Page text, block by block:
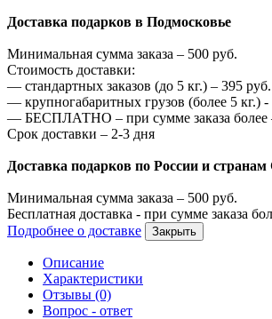
Доставка подарков в Подмосковье
Минимальная сумма заказа – 500 руб.
Стоимость доставки:
— стандартных заказов (до 5 кг.) – 395 руб.
— крупногабаритных грузов (более 5 кг.) -
— БЕСПЛАТНО – при сумме заказа более
Срок доставки – 2-3 дня
Доставка подарков по России и
Минимальная сумма заказа – 500 руб.
Бесплатная доставка - при сумме заказа
Подробнее о доставке
Закрыть
Описание
Характеристики
Отзывы (0)
Вопрос - ответ